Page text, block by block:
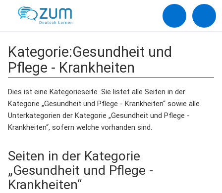
Kategorie:Gesundheit und
Pflege - Krankheiten
Dies ist eine Kategorieseite. Sie listet alle Seiten in der
Kategorie „Gesundheit und Pflege - Krankheiten“ sowie alle
Unterkategorien der Kategorie „Gesundheit und Pflege -
Krankheiten“, sofern welche vorhanden sind.
Seiten in der Kategorie
„Gesundheit und Pflege -
Krankheiten“